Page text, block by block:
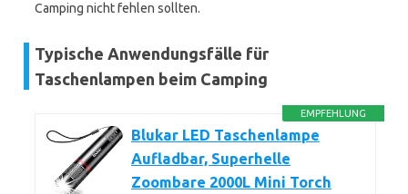
Camping nicht fehlen sollten.
Typische Anwendungsfälle für
Taschenlampen beim Camping
EMPFEHLUNG
Blukar LED Taschenlampe
Aufladbar, Superhelle
Zoombare 2000L Mini Torch